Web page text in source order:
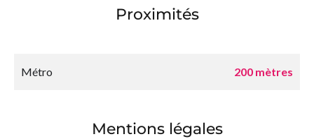
Proximités
Métro 200 mètres
Mentions légales